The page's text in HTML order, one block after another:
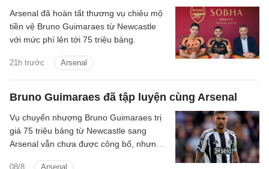
21h trước Arsenal
Arsenal đã hoàn tất thương vụ chiêu mộ
tiền vệ Bruno Guimaraes từ Newcastle
với mức phí lên tới 75 triệu bảng.
Bruno Guimaraes đã tập luyện cùng Arsenal
08/8 Arsenal
Vụ chuyển nhượng Bruno Guimaraes trị
giá 75 triệu bảng từ Newcastle sang
Arsenal vẫn chưa được công bố, nhưng